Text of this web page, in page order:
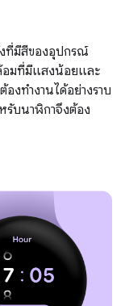
ที่มีสีของอุปกรณ์
อมที่มีแสงน้อยและ
งทำงานได้อย่างราบ
รับนาฬิกาจึงต้อง